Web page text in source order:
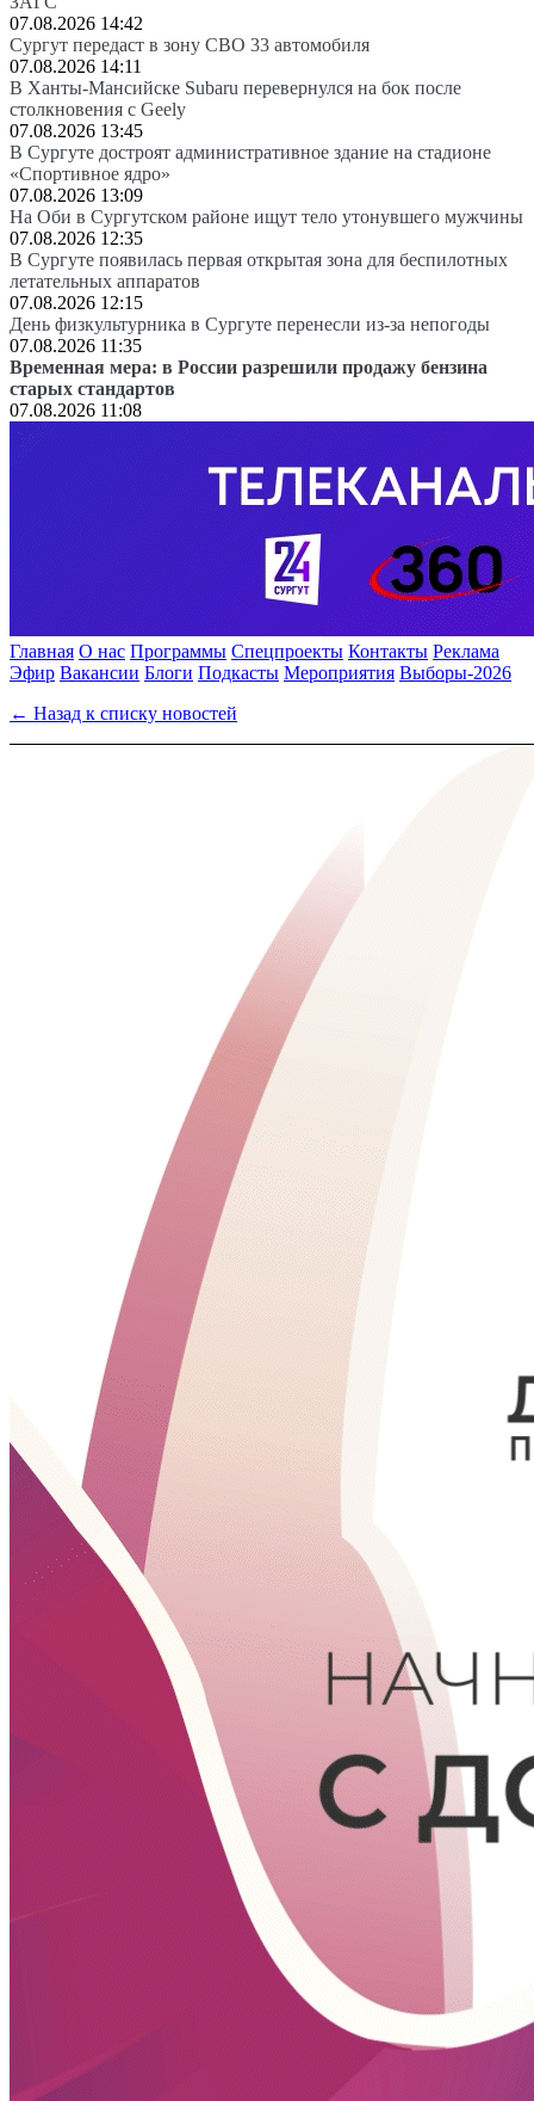
07.08.2026 14:42
Сургут передаст в зону СВО 33 автомобиля
07.08.2026 14:11
В Ханты-Мансийске Subaru перевернулся на бок после
столкновения с Geely
07.08.2026 13:45
В Сургуте достроят административное здание на стадионе
«Спортивное ядро»
07.08.2026 13:09
На Оби в Сургутском районе ищут тело утонувшего мужчины
07.08.2026 12:35
В Сургуте появилась первая открытая зона для беспилотных
летательных аппаратов
07.08.2026 12:15
День физкультурника в Сургуте перенесли из-за непогоды
07.08.2026 11:35
Временная мера: в России разрешили продажу бензина
старых стандартов
07.08.2026 11:08
Главная О нас Программы Спецпроекты Контакты Реклама
Эфир Вакансии Блоги Подкасты Мероприятия Выборы-2026
← Назад к списку новостей